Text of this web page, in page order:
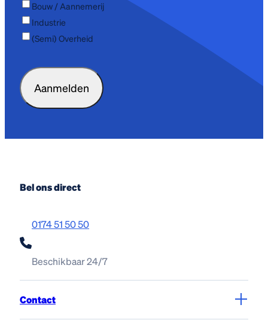
Bouw / Aannemerij
Industrie
(Semi) Overheid
Bel ons direct
0174 51 50 50
Beschikbaar 24/7
Contact